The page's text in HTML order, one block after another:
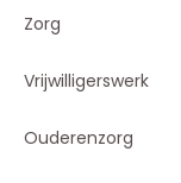
Zorg
Vrijwilligerswerk
Ouderenzorg